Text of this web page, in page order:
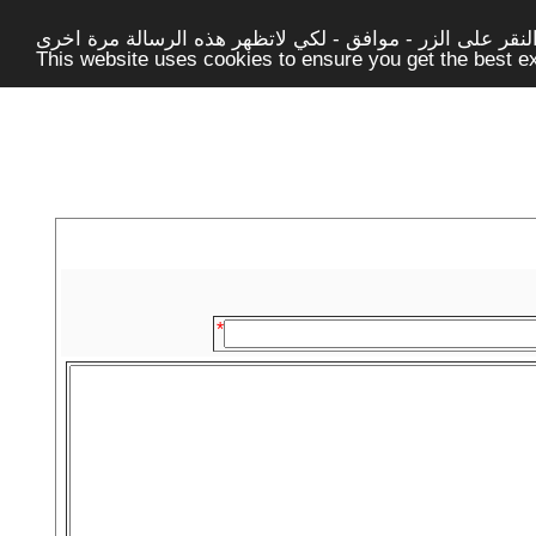
على الزر - موافق - لكي لاتظهر هذه الرسالة مرة اخرى -
This website uses cookies to ensure you get the best
*